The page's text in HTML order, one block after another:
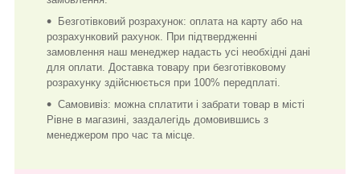
Безготівковий розрахунок: оплата на карту або на
розрахунковий рахунок. При підтвердженні
замовлення наш менеджер надасть усі необхідні дані
для оплати. Доставка товару при безготівковому
розрахунку здійснюється при 100% передплаті.
Самовивіз: можна сплатити і забрати товар в місті
Рівне в магазині, заздалегідь домовившись з
менеджером про час та місце.